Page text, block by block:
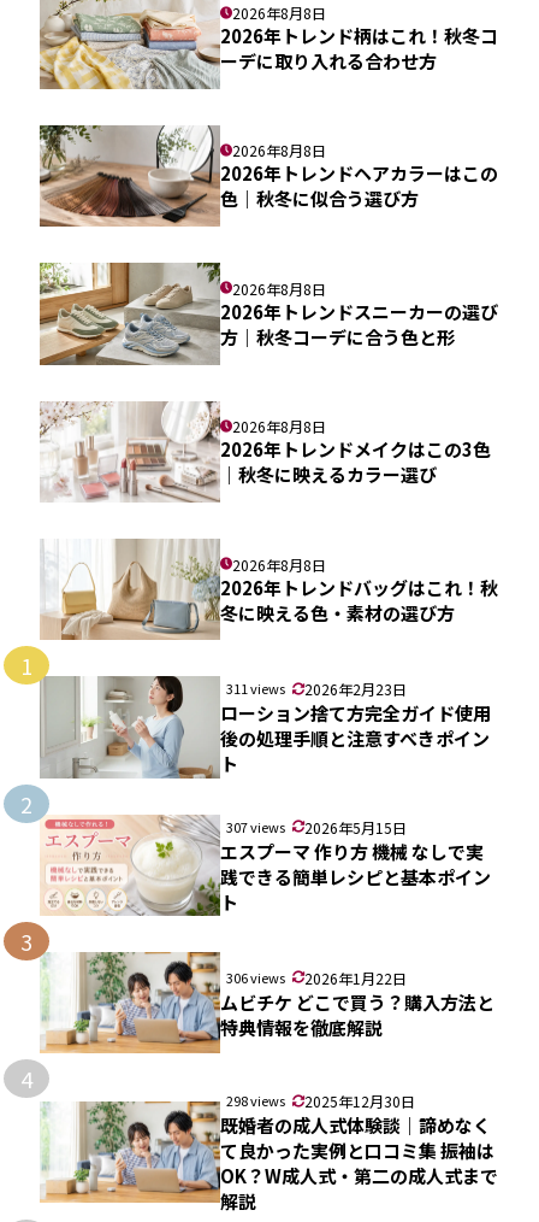
2026年8月8日
2026年トレンド柄はこれ！秋冬コ
ーデに取り入れる合わせ方
2026年8月8日
2026年トレンドヘアカラーはこの
色｜秋冬に似合う選び方
2026年8月8日
2026年トレンドスニーカーの選び
方｜秋冬コーデに合う色と形
2026年8月8日
2026年トレンドメイクはこの3色
｜秋冬に映えるカラー選び
2026年8月8日
2026年トレンドバッグはこれ！秋
冬に映える色・素材の選び方
1
311 views 2026年2月23日
ローション捨て方完全ガイド使用
後の処理手順と注意すべきポイン
ト
2
307 views 2026年5月15日
エスプーマ 作り方 機械 なしで実
践できる簡単レシピと基本ポイン
ト
3
306 views 2026年1月22日
ムビチケ どこで買う？購入方法と
特典情報を徹底解説
4
298 views 2025年12月30日
既婚者の成人式体験談｜諦めなく
て良かった実例と口コミ集 振袖は
OK？W成人式・第二の成人式まで
解説